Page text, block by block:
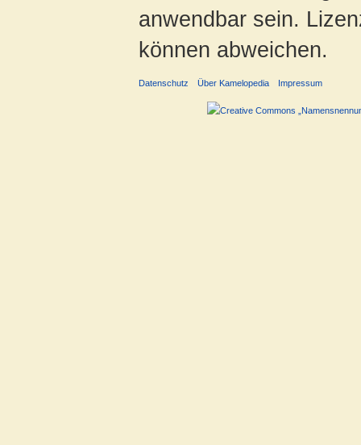
anwendbar sein.
können abweichen.
Datenschutz Über Kamelopedia Impressum